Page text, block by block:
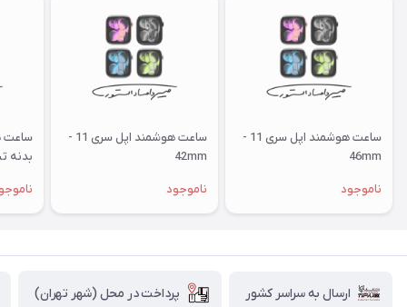
ساعت هوشمند اپل سری 11 -
46mm
ناموجود
ساعت هوشمند اپل سری 11 -
42mm
ناموجود
بدنه
ارسال به سراسر کشور پرداخت در محل (شهر تهران)